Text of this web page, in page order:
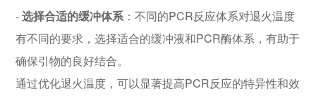
-选择合适的缓冲体系：不同的PCR反应体系对退火温度
有不同的要求，选择适合的缓冲液和PCR酶体系，有助于
确保引物的良好结合。
通过优化退火温度，可以显著提高PCR反应的特异性和效